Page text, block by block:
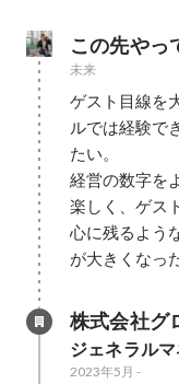
この先やっ
未来
ゲスト目線を
ルでは経験で
たい。
経営の数字を
楽しく、ゲス
心に残るよう
株式会社グ
ジェネラル
2023年5月 -